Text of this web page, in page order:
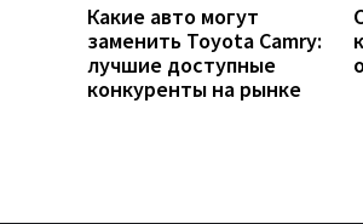
Какие авто могут
заменить Toyota Camry:
лучшие доступные
конкуренты на рынке